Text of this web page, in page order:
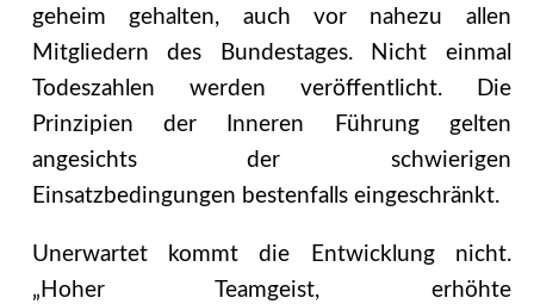
geheim gehalten, auch vor nahezu allen
Mitgliedern des Bundestages. Nicht einmal
Todeszahlen werden veröffentlicht. Die
Prinzipien der Inneren Führung gelten
angesichts der schwierigen
Einsatzbedingungen bestenfalls eingeschränkt.
Unerwartet kommt die Entwicklung nicht.
„Hoher Teamgeist, erhöhte